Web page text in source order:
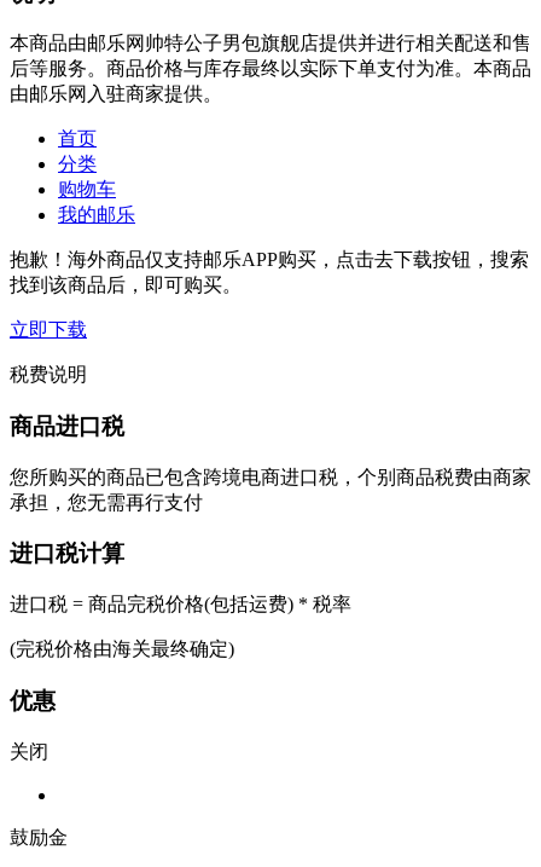
本商品由邮乐网帅特公子男包旗舰店提供并进行相关配送和售
后等服务。商品价格与库存最终以实际下单支付为准。本商品
由邮乐网入驻商家提供。
首页
分类
购物车
我的邮乐
抱歉！海外商品仅支持邮乐APP购买，点击去下载按钮，搜索
找到该商品后，即可购买。
立即下载
税费说明
商品进口税
您所购买的商品已包含跨境电商进口税，个别商品税费由商家
承担，您无需再行支付
进口税计算
进口税 = 商品完税价格(包括运费) * 税率
(完税价格由海关最终确定)
优惠
关闭
鼓励金